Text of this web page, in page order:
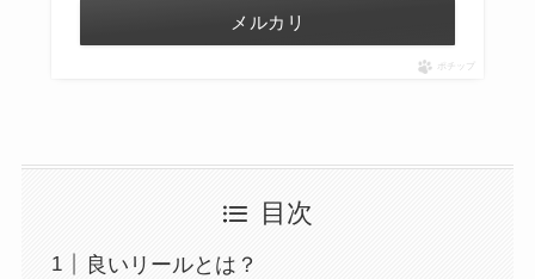
メルカリ
ポチップ
目次
良いリールとは？